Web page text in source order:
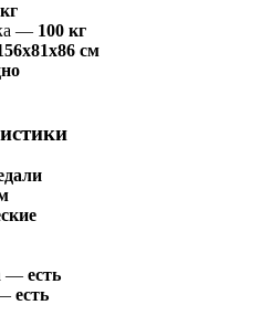
— 100 кг
см
— есть
есть